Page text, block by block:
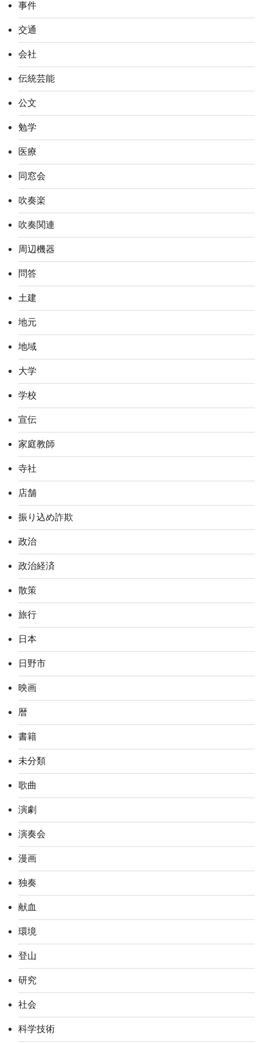
事件
交通
会社
伝統芸能
公文
勉学
医療
同窓会
吹奏楽
吹奏関連
周辺機器
問答
土建
地元
地域
大学
学校
宣伝
家庭教師
寺社
店舗
振り込め詐欺
政治
政治経済
散策
旅行
日本
日野市
映画
暦
書籍
未分類
歌曲
演劇
演奏会
漫画
独奏
献血
環境
登山
研究
社会
科学技術